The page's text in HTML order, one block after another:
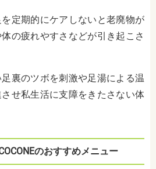
定期的にケアしないと老廃物が
の疲れやすさなどが引き起こさ
裏のツボを刺激や足湯による温
せ私生活に支障をきたさない体
のおすすめメニュー